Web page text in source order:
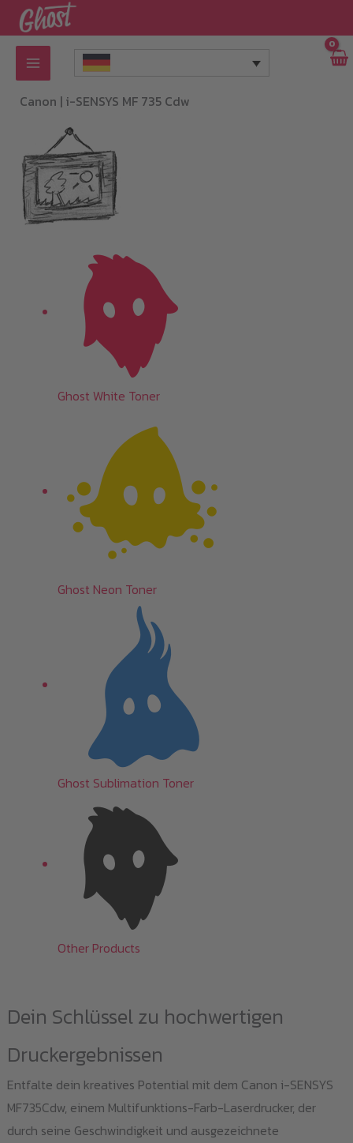
Zum
Inhalt
springen
Canon | i-SENSYS MF 735 Cdw
Ghost White Toner
Ghost Neon Toner
Ghost Sublimation Toner
Other Products
Dein Schlüssel zu hochwertigen
Druckergebnissen
Entfalte dein kreatives Potential mit dem Canon i-SENSYS
MF735Cdw, einem Multifunktions-Farb-Laserdrucker, der
durch seine Geschwindigkeit und ausgezeichnete